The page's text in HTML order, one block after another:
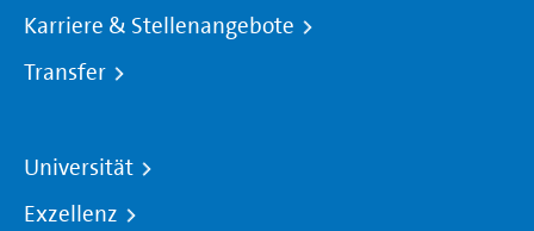
Karriere & Stellenangebote
Transfer
Universität
Exzellenz